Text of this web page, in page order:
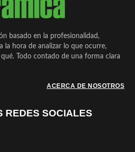
basado en la profesionalidad,
la hora de analizar lo que ocurre,
Todo contado de una forma clara
ACERCA DE NOSOTROS
REDES SOCIALES